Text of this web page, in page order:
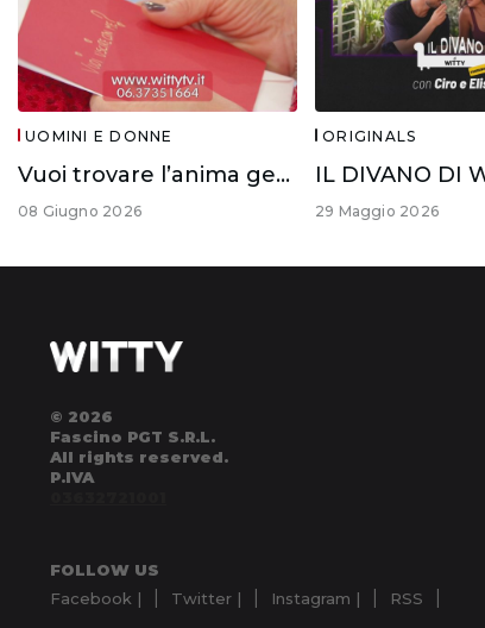
UOMINI E DONNE
Vuoi trovare l’anima gemella?
08 Giugno 2026
ORIGINALS
29 Maggio 2026
© 2026
Fascino PGT S.R.L.
All rights reserved.
P.IVA
FOLLOW US
Facebook |
Twitter | Instagram | RSS